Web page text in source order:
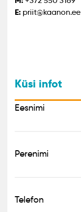
E: priit@kaanon.ee
Küsi infot
Eesnimi
Perenimi
Telefon